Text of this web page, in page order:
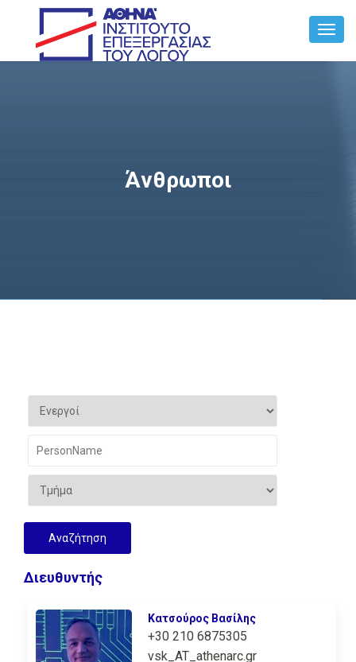
Άνθρωποι
Διευθυντής
Κατσούρος Βασίλης
+30 210 6875305
vsk_AT_athenarc.gr